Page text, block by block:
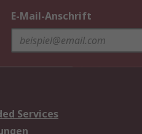
E-Mail-Anschrift
Services